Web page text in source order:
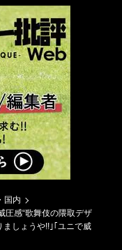
国内
圧感“歌舞伎の隈取デザ
ましょうや!!｣｢ユニで威